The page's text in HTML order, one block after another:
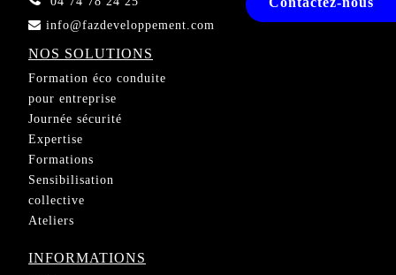
info@fazdeveloppement.com
NOS SOLUTIONS
Formation éco conduite
pour entreprise
Journée sécurité
Expertise
Formations
Sensibilisation
collective
Ateliers
INFORMATIONS